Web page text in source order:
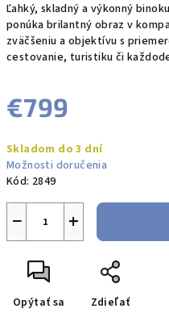
Ľahký, skladný a výkonný
ponúka brilantný obraz v
zväčšeniu a objektívu s
cestovanie, turistiku či
€799
cena:
Skladom do 3 dní
Možnosti doručenia
Kód: 2849
+
−
Opýtať sa Zdieľať